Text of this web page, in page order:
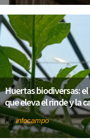
Huertas biodiversas:
que eleva el rinde y la
Porinfocampo